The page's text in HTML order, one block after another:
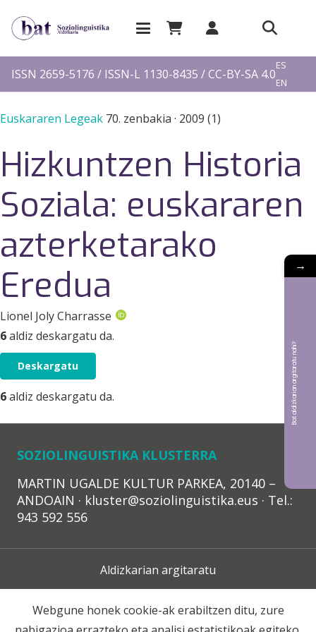
ISSN 2659-5176 / ISSN-L 1130-8435 / CC-BY-SA 4.0
ES
EN
Euskararen Legeak 70. zenbakia · 2009 (1)
Hizkuntzen Historia
Soziala: euskararen
azterketarako
Eredua
Lionel Joly Charrasse
6aldiz deskargatu da.
Deskargatu
6aldiz deskargatu da.
SOZIOLINGUISTIKA KLUSTERRA
MARTIN UGALDE KULTUR PARKEA, 20140 –
ANDOAIN · kluster@soziolinguistika.eus · Tel.:
943 592 556
Aldizkarian argitaratu
Lege Oharra
Webgune honek cookie-ak erabiltzen ditu, zure
→
Bat aldizkarian argitaratu nahi?